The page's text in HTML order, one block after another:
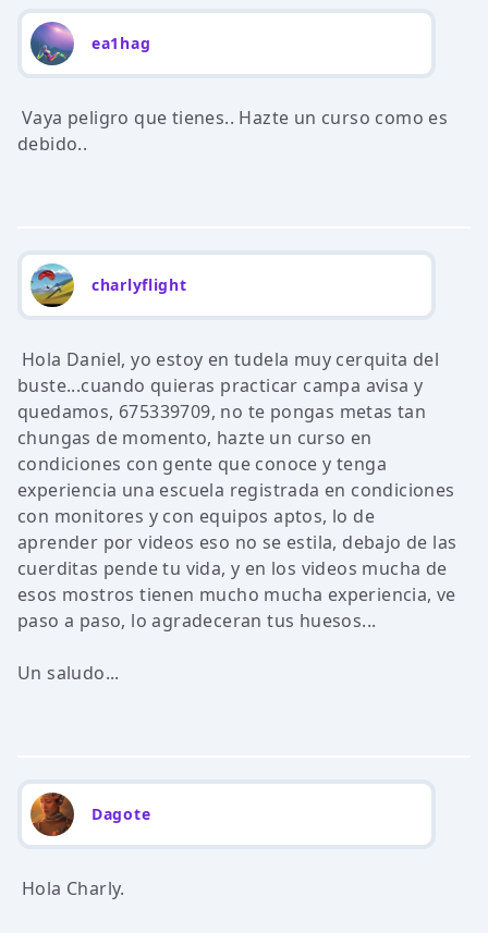
ea1hag
Vaya peligro que tienes.. Hazte un curso como es
debido..
charlyflight
Hola Daniel, yo estoy en tudela muy cerquita del
buste...cuando quieras practicar campa avisa y
quedamos, 675339709, no te pongas metas tan
chungas de momento, hazte un curso en
condiciones con gente que conoce y tenga
experiencia una escuela registrada en condiciones
con monitores y con equipos aptos, lo de
aprender por videos eso no se estila, debajo de las
cuerditas pende tu vida, y en los videos mucha de
esos mostros tienen mucho mucha experiencia, ve
paso a paso, lo agradeceran tus huesos...
Un saludo...
Dagote
Hola Charly.